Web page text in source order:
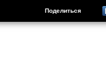
Поделиться